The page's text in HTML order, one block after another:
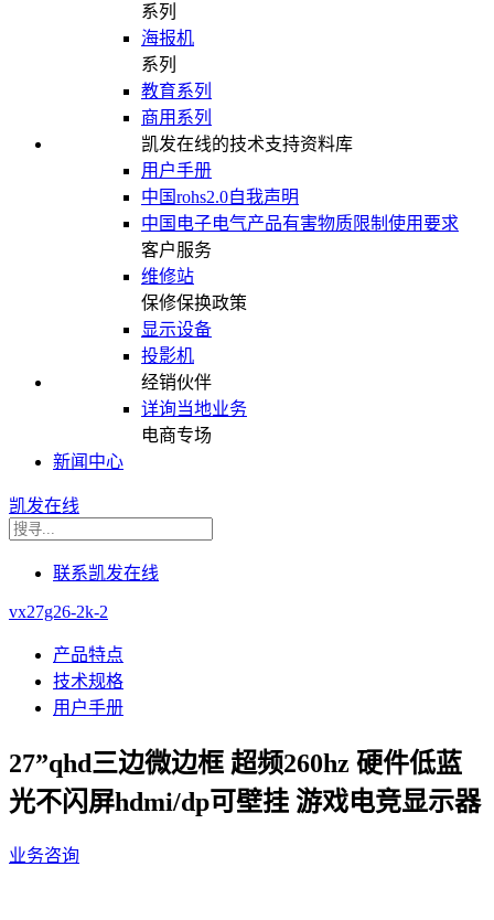
系列
海报机
系列
教育系列
商用系列
凯发在线的技术支持资料库
用户手册
中国rohs2.0自我声明
中国电子电气产品有害物质限制使用要求
客户服务
维修站
保修保换政策
显示设备
投影机
经销伙伴
详询当地业务
电商专场
新闻中心
凯发在线
联系凯发在线
vx27g26-2k-2
产品特点
技术规格
用户手册
27”qhd三边微边框 超频260hz 硬件低蓝
光不闪屏hdmi/dp可壁挂 游戏电竞显示器
业务咨询